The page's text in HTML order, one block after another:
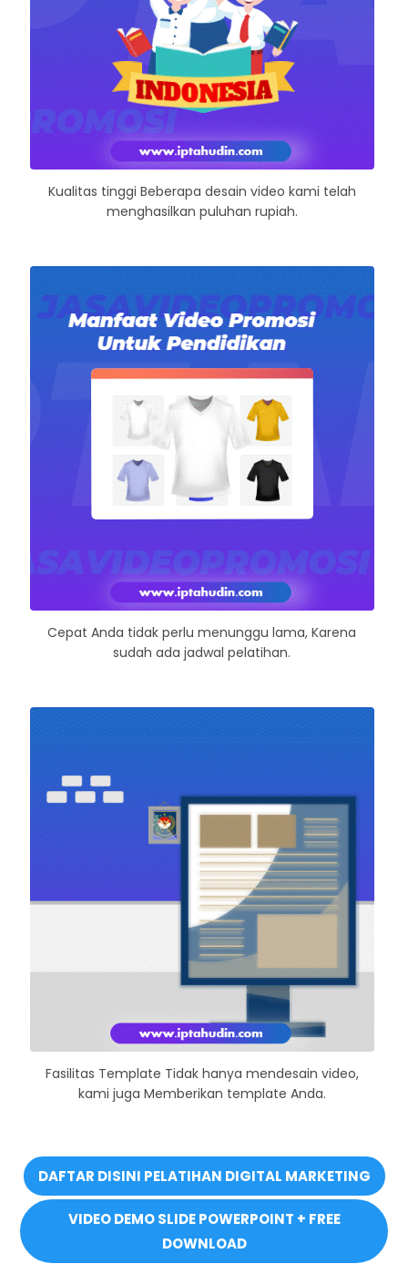
Kualitas tinggi Beberapa desain video kami telah
menghasilkan puluhan rupiah.
Cepat Anda tidak perlu menunggu lama, Karena
sudah ada jadwal pelatihan.
Fasilitas Template Tidak hanya mendesain video,
kami juga Memberikan template Anda.
DAFTAR DISINI PELATIHAN DIGITAL MARKETING
VIDEO DEMO SLIDE POWERPOINT + FREE
DOWNLOAD